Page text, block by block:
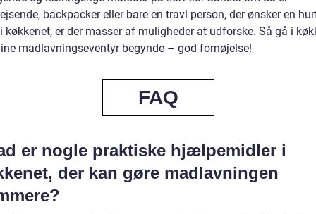
backpacker eller bare en travl person, der ønsker en
køkkenet, er der masser af muligheder at udforske. Så gå i
madlavningseventyr begynde – god fornøjelse!
FAQ
er nogle praktiske hjælpemidler i
der kan gøre madlavningen